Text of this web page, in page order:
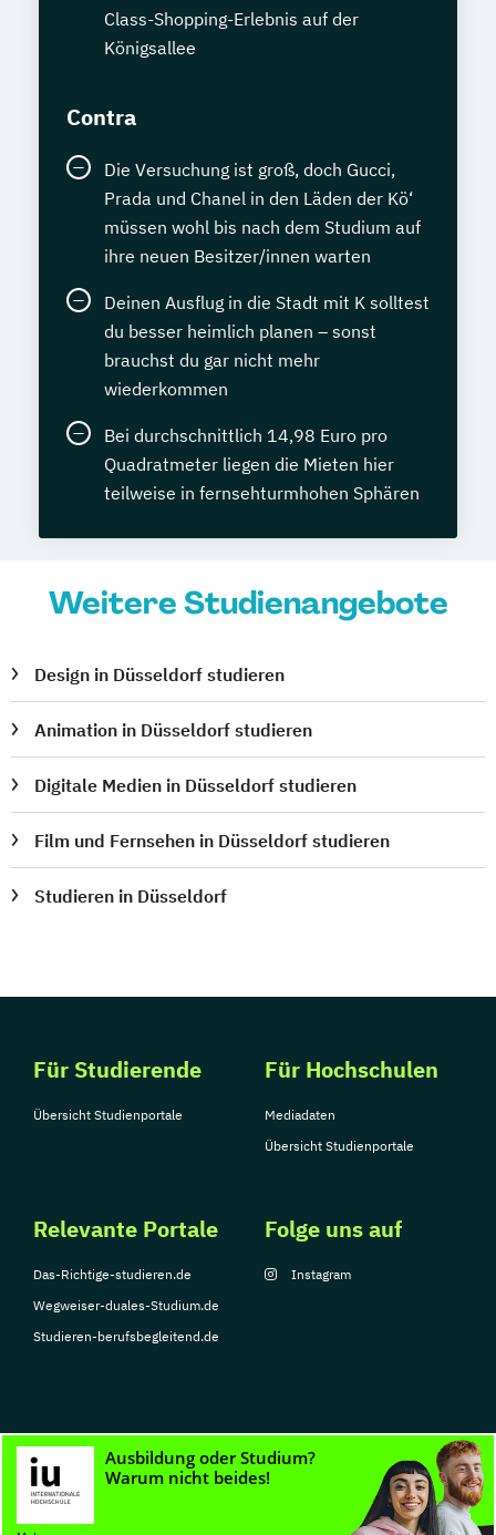
Class-Shopping-Erlebnis auf der
Königsallee
Contra
Die Versuchung ist groß, doch Gucci,
Prada und Chanel in den Läden der Kö‘
müssen wohl bis nach dem Studium auf
ihre neuen Besitzer/innen warten
Deinen Ausflug in die Stadt mit K solltest
du besser heimlich planen – sonst
brauchst du gar nicht mehr
wiederkommen
Bei durchschnittlich 14,98 Euro pro
Quadratmeter liegen die Mieten hier
teilweise in fernsehturmhohen Sphären
Weitere Studienangebote
Design in Düsseldorf studieren
Animation in Düsseldorf studieren
Digitale Medien in Düsseldorf studieren
Film und Fernsehen in Düsseldorf studieren
Studieren in Düsseldorf
Für Studierende
Übersicht Studienportale
Für Hochschulen
Mediadaten
Übersicht Studienportale
Relevante Portale
Das-Richtige-studieren.de
Wegweiser-duales-Studium.de
Studieren-berufsbegleitend.de
Folge uns auf
Instagram
© Copyright 2026, TarGroup Media GmbH
Nutzungsbedingungen